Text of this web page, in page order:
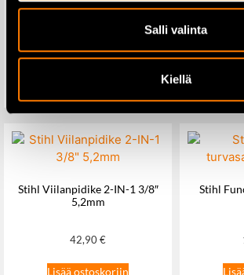
Salli valinta
Kiellä
Husvarna
Stihl Viilanpidike 2-IN-1 3/8″
5,2mm
42,90€
Lisää ostoskoriin
Stihl